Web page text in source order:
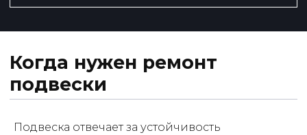
Подвеска отвечает за устойчивость